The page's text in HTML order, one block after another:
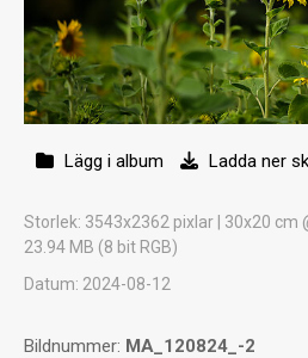
Lägg i album Ladda ner
Storlek: 3543x2362 pixlar | 30x20 cm
23.94 MB (8 bit RGB)
Datum: 2024-08-12
Bildnummer: MA_120824_-2